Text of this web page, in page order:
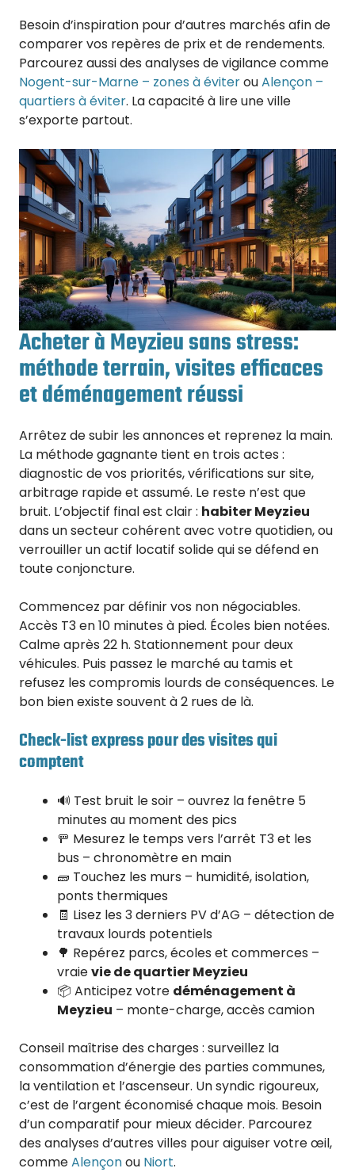
Besoin d’inspiration pour d’autres marchés afin de
comparer vos repères de prix et de rendements.
Parcourez aussi des analyses de vigilance comme
Nogent-sur-Marne – zones à éviterouAlençon –
quartiers à éviter. La capacité à lire une ville
s’exporte partout.
Acheter à Meyzieu sans stress:
méthode terrain, visites efficaces
et déménagement réussi
Arrêtez de subir les annonces et reprenez la main.
La méthode gagnante tient en trois actes :
diagnostic de vos priorités, vérifications sur site,
arbitrage rapide et assumé. Le reste n’est que
bruit. L’objectif final est clair : habiter Meyzieu
dans un secteur cohérent avec votre quotidien, ou
verrouiller un actif locatif solide qui se défend en
toute conjoncture.
Commencez par définir vos non négociables.
Accès T3 en 10 minutes à pied. Écoles bien notées.
Calme après 22 h. Stationnement pour deux
véhicules. Puis passez le marché au tamis et
refusez les compromis lourds de conséquences. Le
bon bien existe souvent à 2 rues de là.
Check-list express pour des visites qui
comptent
🔊 Test bruit le soir – ouvrez la fenêtre 5
minutes au moment des pics
🚥 Mesurez le temps vers l’arrêt T3 et les
bus – chronomètre en main
🧱 Touchez les murs – humidité, isolation,
ponts thermiques
🧾 Lisez les 3 derniers PV d’AG – détection de
travaux lourds potentiels
🌳 Repérez parcs, écoles et commerces –
vraievie de quartier Meyzieu
📦 Anticipez votre déménagement à
Meyzieu – monte-charge, accès camion
Conseil maîtrise des charges : surveillez la
consommation d’énergie des parties communes,
la ventilation et l’ascenseur. Un syndic rigoureux,
c’est de l’argent économisé chaque mois. Besoin
d’un comparatif pour mieux décider. Parcourez
des analyses d’autres villes pour aiguiser votre œil,
commeAlençonou Niort.